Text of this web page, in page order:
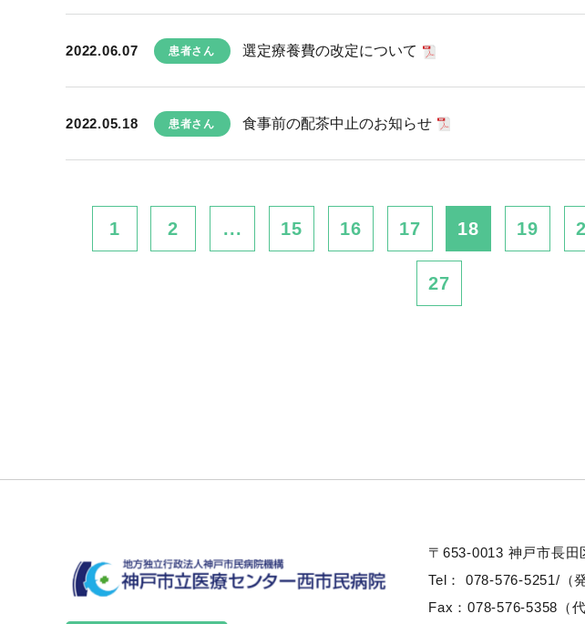
2022.06.07 患者さん 選定療養費の改定について
2022.05.18 患者さん 食事前の配茶中止のお知らせ
1 2 ... 15 16 17 18 19
27
〒653-0013 神戸市長田
Tel：
078-576-5251/（
Fax：078-576-5358（